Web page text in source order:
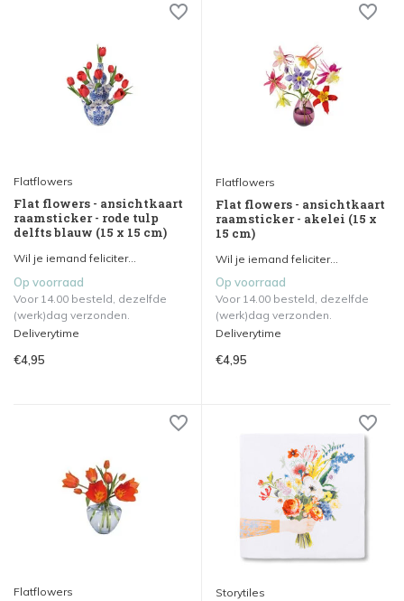
Flatflowers
Flat flowers - ansichtkaart
raamsticker - rode tulp
delfts blauw (15 x 15 cm)
Wil je iemand feliciter...
Op voorraad
Voor 14.00 besteld, dezelfde
(werk)dag verzonden.
Deliverytime
€4,95
Flatflowers
Flat flowers - ansichtkaart
raamsticker - akelei (15 x
15 cm)
Wil je iemand feliciter...
Op voorraad
Voor 14.00 besteld, dezelfde
(werk)dag verzonden.
Deliverytime
€4,95
Flatflowers Storytiles